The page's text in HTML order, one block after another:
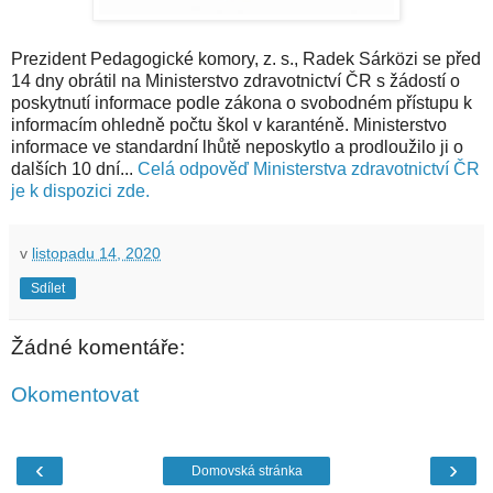
Prezident Pedagogické komory, z. s., Radek Sárközi se před
14 dny obrátil na Ministerstvo zdravotnictví ČR s žádostí o
poskytnutí informace podle zákona o svobodném přístupu k
informacím ohledně počtu škol v karanténě. Ministerstvo
informace ve standardní lhůtě neposkytlo a prodloužilo ji o
dalších 10 dní... Celá odpověď Ministerstva zdravotnictví ČR
je k dispozici zde.
v listopadu 14, 2020
Sdílet
Žádné komentáře:
Okomentovat
‹ ›
Domovská stránka